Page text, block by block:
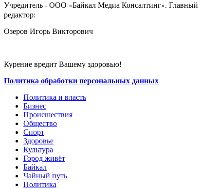
Учредитель - ООО «Байкал Медиа Консалтинг». Главный
редактор:
Озеров Игорь Викторович
Курение вредит Вашему здоровью!
Политика обработки персональных данных
Политика и власть
Бизнес
Происшествия
Общество
Cпорт
Здоровье
Культура
Город живёт
Байкал
Чайный путь
Политика